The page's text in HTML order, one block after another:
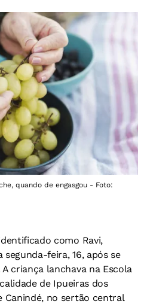
quando de engasgou - Foto:
como Ravi,
feira, 16, após se
criança lanchava na Escola
de Ipueiras dos
Canindé, no sertão central